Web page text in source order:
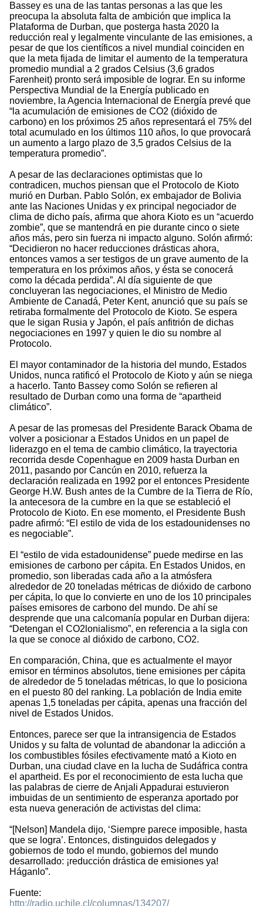
Bassey es una de las tantas personas a las que les
preocupa la absoluta falta de ambición que implica la
Plataforma de Durban, que posterga hasta 2020 la
reducción real y legalmente vinculante de las emisiones, a
pesar de que los científicos a nivel mundial coinciden en
que la meta fijada de limitar el aumento de la temperatura
promedio mundial a 2 grados Celsius (3,6 grados
Farenheit) pronto será imposible de lograr. En su informe
Perspectiva Mundial de la Energía publicado en
noviembre, la Agencia Internacional de Energía prevé que
“la acumulación de emisiones de CO2 (dióxido de
carbono) en los próximos 25 años representará el 75% del
total acumulado en los últimos 110 años, lo que provocará
un aumento a largo plazo de 3,5 grados Celsius de la
temperatura promedio”.
A pesar de las declaraciones optimistas que lo
contradicen, muchos piensan que el Protocolo de Kioto
murió en Durban. Pablo Solón, ex embajador de Bolivia
ante las Naciones Unidas y ex principal negociador de
clima de dicho país, afirma que ahora Kioto es un “acuerdo
zombie”, que se mantendrá en pie durante cinco o siete
años más, pero sin fuerza ni impacto alguno. Solón afirmó:
“Decidieron no hacer reducciones drásticas ahora,
entonces vamos a ser testigos de un grave aumento de la
temperatura en los próximos años, y ésta se conocerá
como la década perdida”. Al día siguiente de que
concluyeran las negociaciones, el Ministro de Medio
Ambiente de Canadá, Peter Kent, anunció que su país se
retiraba formalmente del Protocolo de Kioto. Se espera
que le sigan Rusia y Japón, el país anfitrión de dichas
negociaciones en 1997 y quien le dio su nombre al
Protocolo.
El mayor contaminador de la historia del mundo, Estados
Unidos, nunca ratificó el Protocolo de Kioto y aún se niega
a hacerlo. Tanto Bassey como Solón se refieren al
resultado de Durban como una forma de “apartheid
climático”.
A pesar de las promesas del Presidente Barack Obama de
volver a posicionar a Estados Unidos en un papel de
liderazgo en el tema de cambio climático, la trayectoria
recorrida desde Copenhague en 2009 hasta Durban en
2011, pasando por Cancún en 2010, refuerza la
declaración realizada en 1992 por el entonces Presidente
George H.W. Bush antes de la Cumbre de la Tierra de Río,
la antecesora de la cumbre en la que se estableció el
Protocolo de Kioto. En ese momento, el Presidente Bush
padre afirmó: “El estilo de vida de los estadounidenses no
es negociable”.
El “estilo de vida estadounidense” puede medirse en las
emisiones de carbono per cápita. En Estados Unidos, en
promedio, son liberadas cada año a la atmósfera
alrededor de 20 toneladas métricas de dióxido de carbono
per cápita, lo que lo convierte en uno de los 10 principales
países emisores de carbono del mundo. De ahí se
desprende que una calcomanía popular en Durban dijera:
“Detengan el CO2lonialismo”, en referencia a la sigla con
la que se conoce al dióxido de carbono, CO2.
En comparación, China, que es actualmente el mayor
emisor en términos absolutos, tiene emisiones per cápita
de alrededor de 5 toneladas métricas, lo que lo posiciona
en el puesto 80 del ranking. La población de India emite
apenas 1,5 toneladas per cápita, apenas una fracción del
nivel de Estados Unidos.
Entonces, parece ser que la intransigencia de Estados
Unidos y su falta de voluntad de abandonar la adicción a
los combustibles fósiles efectivamente mató a Kioto en
Durban, una ciudad clave en la lucha de Sudáfrica contra
el apartheid. Es por el reconocimiento de esta lucha que
las palabras de cierre de Anjali Appadurai estuvieron
imbuidas de un sentimiento de esperanza aportado por
esta nueva generación de activistas del clima:
“[Nelson] Mandela dijo, ‘Siempre parece imposible, hasta
que se logra’. Entonces, distinguidos delegados y
gobiernos de todo el mundo, gobiernos del mundo
desarrollado: ¡reducción drástica de emisiones ya!
Háganlo”.
Fuente:
http://radio.uchile.cl/columnas/134207/